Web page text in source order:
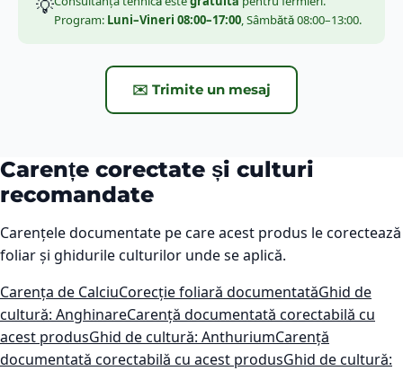
💡
Program: Luni–Vineri 08:00–17:00, Sâmbătă 08:00–13:00.
✉️ Trimite un mesaj
Carențe corectate și culturi
recomandate
Carențele documentate pe care acest produs le corectează
foliar și ghidurile culturilor unde se aplică.
Carența de CalciuCorecție foliară documentatăGhid de
cultură: AnghinareCarență documentată corectabilă cu
acest produsGhid de cultură: AnthuriumCarență
documentată corectabilă cu acest produsGhid de cultură: